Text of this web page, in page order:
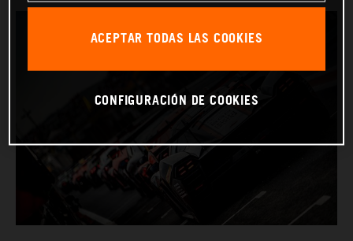
ACEPTAR TODAS LAS COOKIES
CONFIGURACIÓN DE COOKIES